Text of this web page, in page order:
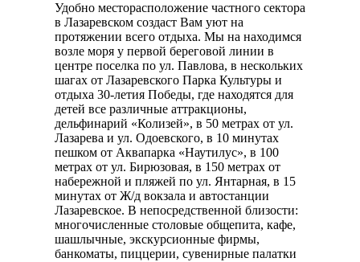
Удобно месторасположение частного сектора
в Лазаревском создаст Вам уют на
протяжении всего отдыха. Мы на находимся
возле моря у первой береговой линии в
центре поселка по ул. Павлова, в нескольких
шагах от Лазаревского Парка Культуры и
отдыха 30-летия Победы, где находятся для
детей все различные аттракционы,
дельфинарий «Колизей», в 50 метрах от ул.
Лазарева и ул. Одоевского, в 10 минутах
пешком от Аквапарка «Наутилус», в 100
метрах от ул. Бирюзовая, в 150 метрах от
набережной и пляжей по ул. Янтарная, в 15
минутах от Ж/д вокзала и автостанции
Лазаревское. В непосредственной близости:
многочисленные столовые общепита, кафе,
шашлычные, экскурсионные фирмы,
банкоматы, пиццерии, сувенирные палатки